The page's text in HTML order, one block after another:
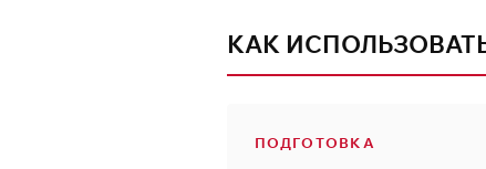
КАК
ПОДГОТОВКА